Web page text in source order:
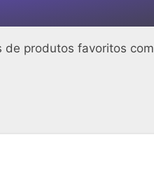
de produtos favoritos com